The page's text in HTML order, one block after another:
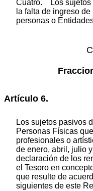
Cuatro. Los sujetos
la falta de ingreso
personas o
Artículo 6.
Los sujetos pasivos
Personas Físicas
profesionales o
de enero, abril, julio
declaración de los
el Tesoro en
que resulte de
siguientes de este